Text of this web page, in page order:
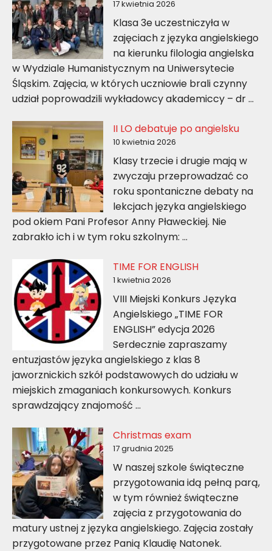
17 kwietnia 2026
Klasa 3e uczestniczyła w
zajęciach z języka angielskiego
na kierunku filologia angielska
w Wydziale Humanistycznym na Uniwersytecie
Śląskim. Zajęcia, w których uczniowie brali czynny
udział poprowadzili wykładowcy akademiccy – dr …
II LO debatuje po angielsku
10 kwietnia 2026
Klasy trzecie i drugie mają w
zwyczaju przeprowadzać co
roku spontaniczne debaty na
lekcjach języka angielskiego
pod okiem Pani Profesor Anny Pławeckiej. Nie
zabrakło ich i w tym roku szkolnym: …
TIME FOR ENGLISH
1 kwietnia 2026
VIII Miejski Konkurs Języka
Angielskiego „TIME FOR
ENGLISH” edycja 2026
Serdecznie zapraszamy
entuzjastów języka angielskiego z klas 8
jaworznickich szkół podstawowych do udziału w
miejskich zmaganiach konkursowych. Konkurs
sprawdzający znajomość …
Christmas exam
17 grudnia 2025
W naszej szkole świąteczne
przygotowania idą pełną parą,
w tym również świąteczne
zajęcia z przygotowania do
matury ustnej z języka angielskiego. Zajęcia zostały
przygotowane przez Panią Klaudię Natonek.